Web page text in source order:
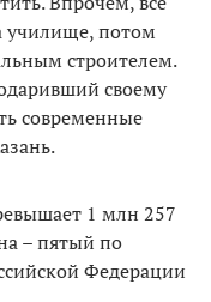
училище, потом
строителем.
своему
современные
Казань.
1 млн 257
– пятый по
Федерации